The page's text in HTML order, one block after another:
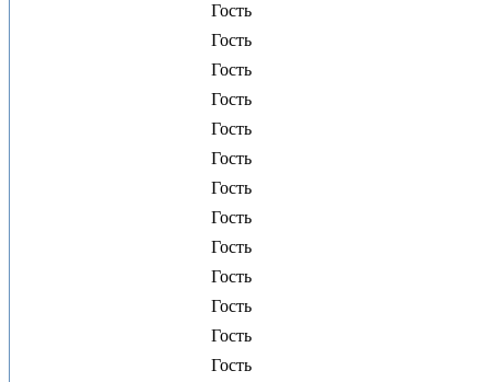
Гость
Гость
Гость
Гость
Гость
Гость
Гость
Гость
Гость
Гость
Гость
Гость
Гость